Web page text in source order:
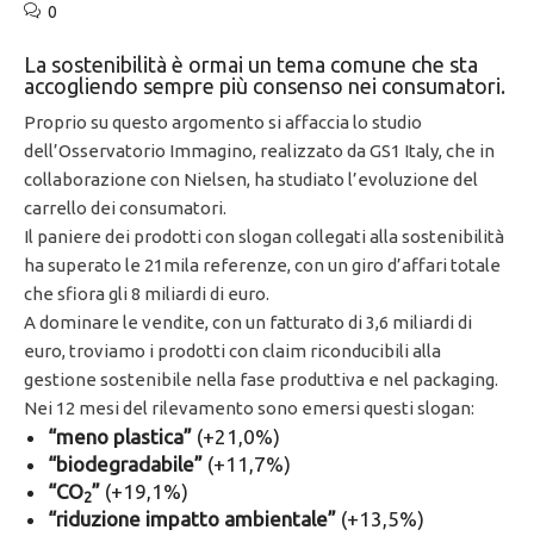
0
La sostenibilità è ormai un tema comune che sta
accogliendo sempre più consenso nei consumatori.
Proprio su questo argomento si affaccia lo studio
dell’Osservatorio Immagino, realizzato da GS1 Italy, che in
collaborazione con Nielsen, ha studiato l’evoluzione del
carrello dei consumatori.
Il paniere dei prodotti con slogan collegati alla sostenibilità
ha superato le 21mila referenze, con un giro d’affari totale
che sfiora gli 8 miliardi di euro.
A dominare le vendite, con un fatturato di 3,6 miliardi di
euro, troviamo i prodotti con claim riconducibili alla
gestione sostenibile nella fase produttiva e nel packaging.
Nei 12 mesi del rilevamento sono emersi questi slogan:
“meno plastica” (+21,0%)
“biodegradabile” (+11,7%)
“CO2” (+19,1%)
“riduzione impatto ambientale” (+13,5%)